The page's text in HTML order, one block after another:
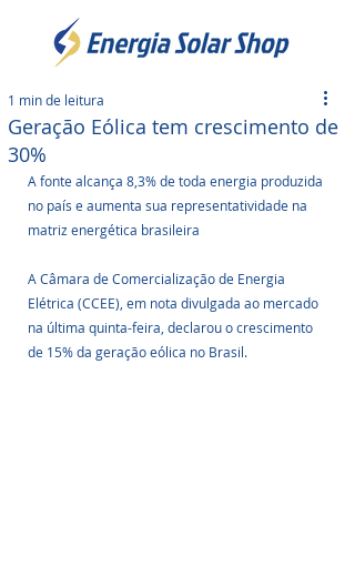
Geração Eólica tem crescimento de
30%
1 min de leitura
A fonte alcança 8,3% de toda energia produzida
no país e aumenta sua representatividade na
matriz energética brasileira
A Câmara de Comercialização de Energia
Elétrica (CCEE), em nota divulgada ao mercado
na última quinta-feira, declarou o crescimento
de 15% da geração eólica no Brasil.